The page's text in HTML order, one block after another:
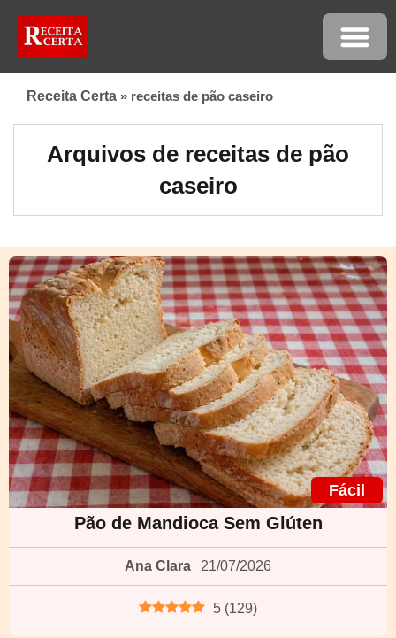
Receita Certa » receitas de pão caseiro
Arquivos de receitas de pão
caseiro
Fácil
Pão de Mandioca Sem Glúten
Ana Clara 21/07/2026
5 (129)